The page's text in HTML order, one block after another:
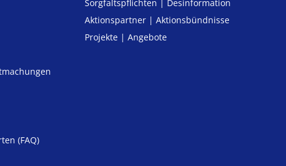
(FAQ)
Sorgfaltspflichten | Desinformation
Aktionspartner | Aktionsbündnisse
Projekte | Angebote